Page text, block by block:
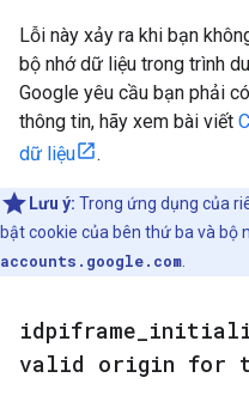
Lỗi này xảy ra khi bạn
bộ nhớ dữ liệu trong trình
Google yêu cầu bạn phải
thông tin, hãy xem bài viết
dữ liệu
.
Lưu ý: Trong ứng dụng của
bật cookie của bên thứ ba và bộ
accounts.google.com
idpiframe
valid origin for